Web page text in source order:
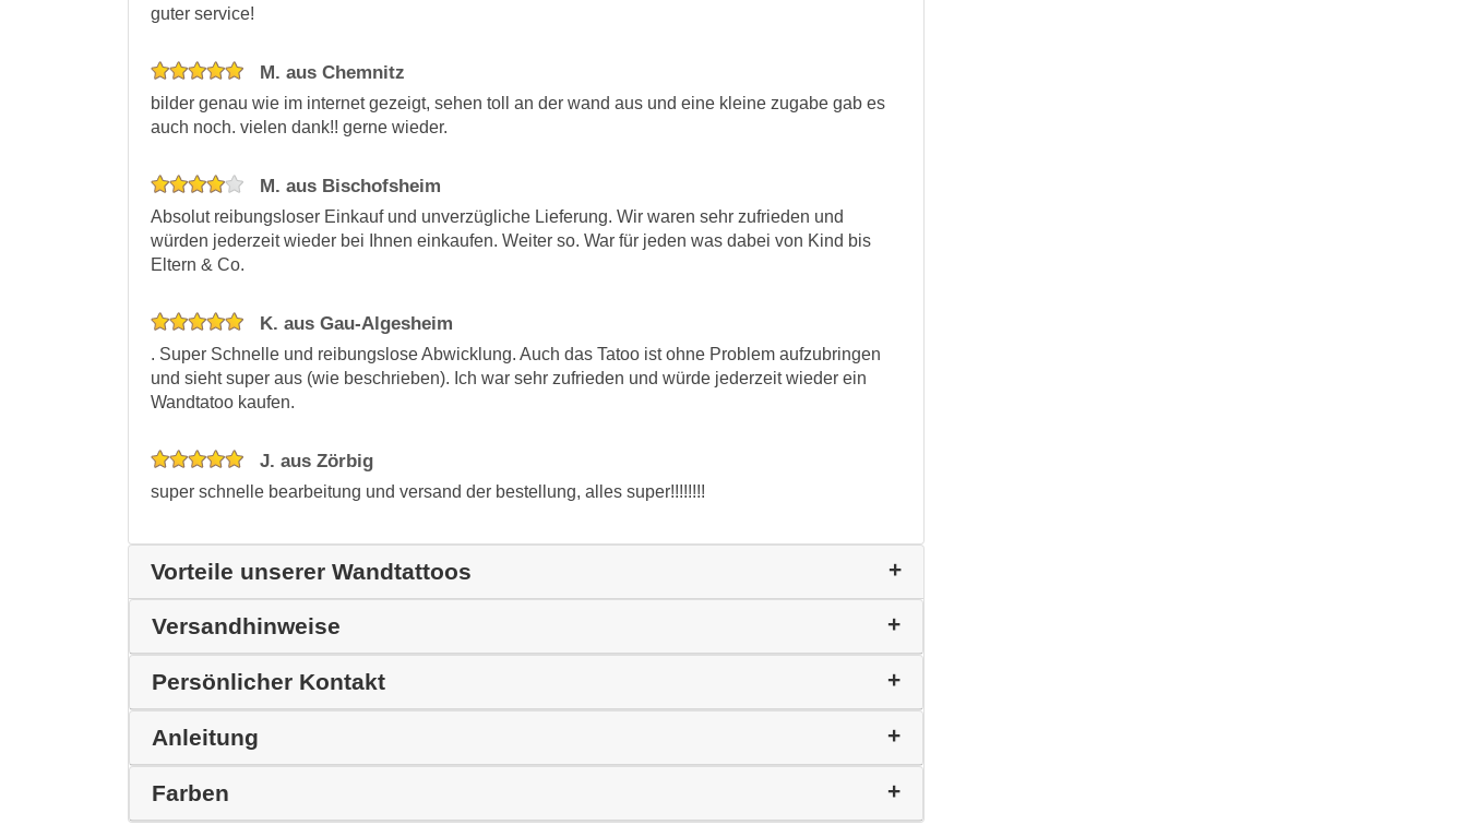
guter service!
M. aus Chemnitz
bilder genau wie im internet gezeigt, sehen toll an der wand aus und eine kleine zugabe gab es
auch noch. vielen dank!! gerne wieder.
M. aus Bischofsheim
Absolut reibungsloser Einkauf und unverzügliche Lieferung. Wir waren sehr zufrieden und
würden jederzeit wieder bei Ihnen einkaufen. Weiter so. War für jeden was dabei von Kind bis
Eltern & Co.
K. aus Gau-Algesheim
. Super Schnelle und reibungslose Abwicklung. Auch das Tatoo ist ohne Problem aufzubringen
und sieht super aus (wie beschrieben). Ich war sehr zufrieden und würde jederzeit wieder ein
Wandtatoo kaufen.
J. aus Zörbig
super schnelle bearbeitung und versand der bestellung, alles super!!!!!!!!
Vorteile unserer Wandtattoos
Versandhinweise
Persönlicher Kontakt
Anleitung
Farben